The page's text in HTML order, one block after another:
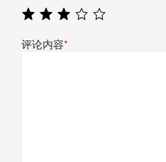
评论内容*